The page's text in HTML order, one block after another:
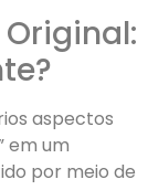
aspectos
em um
por meio de